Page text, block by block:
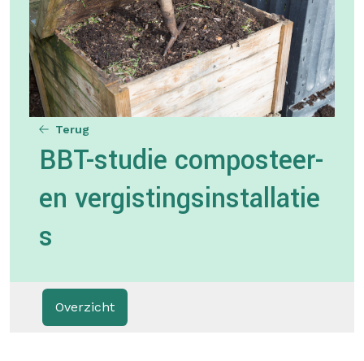
Terug
BBT-studie composteer-
en vergistingsinstallatie
s
Overzicht